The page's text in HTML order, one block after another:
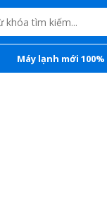
Máy lạnh mới 100%